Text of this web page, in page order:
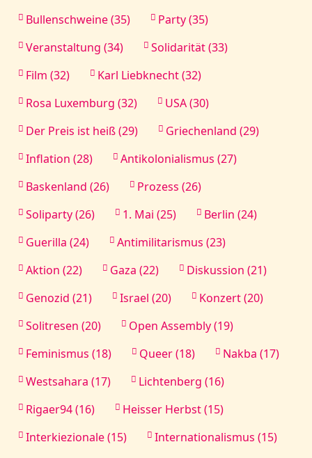
Bullenschweine (35)
Party (35)
Veranstaltung (34)
Solidarität (33)
Film (32)
Karl Liebknecht (32)
Rosa Luxemburg (32)
USA (30)
Der Preis ist heiß (29)
Griechenland (29)
Inflation (28)
Antikolonialismus (27)
Baskenland (26)
Prozess (26)
Soliparty (26)
1. Mai (25)
Berlin (24)
Guerilla (24)
Antimilitarismus (23)
Aktion (22)
Gaza (22)
Diskussion (21)
Genozid (21)
Israel (20)
Konzert (20)
Solitresen (20)
Open Assembly (19)
Feminismus (18)
Queer (18)
Nakba (17)
Westsahara (17)
Lichtenberg (16)
Rigaer94 (16)
Heisser Herbst (15)
Interkiezionale (15)
Internationalismus (15)